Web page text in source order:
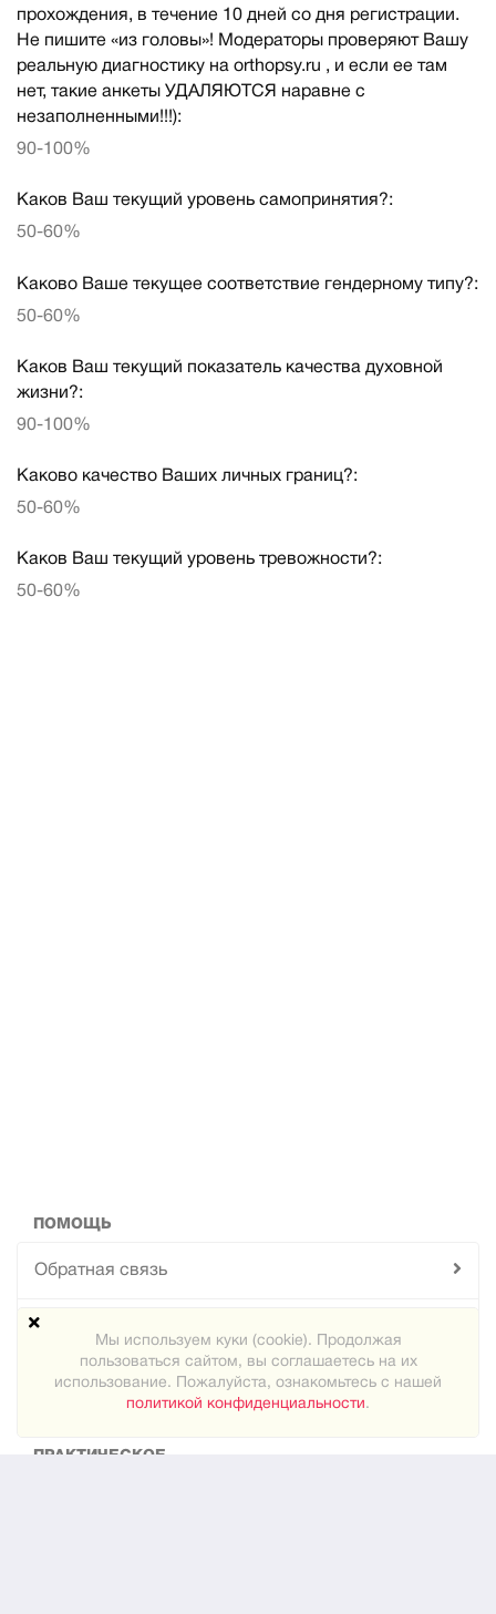
прохождения, в течение 10 дней со дня регистрации.
Не пишите «из головы»! Модераторы проверяют Вашу
реальную диагностику на orthopsy.ru , и если ее там
нет, такие анкеты УДАЛЯЮТСЯ наравне с
незаполненными!!!):
90-100%
Каков Ваш текущий уровень самопринятия?:
50-60%
Каково Ваше текущее соответствие гендерному типу?:
50-60%
Каков Ваш текущий показатель качества духовной
жизни?:
90-100%
Каково качество Ваших личных границ?:
50-60%
Каков Ваш текущий уровень тревожности?:
50-60%
ПОМОЩЬ
Обратная связь
Техподдержка
Карта сайта
ПРАКТИЧЕСКОЕ
Мы используем куки (cookie). Продолжая
пользоваться сайтом, вы соглашаетесь на их
использование. Пожалуйста, ознакомьтесь с нашей
политикой конфиденциальности.